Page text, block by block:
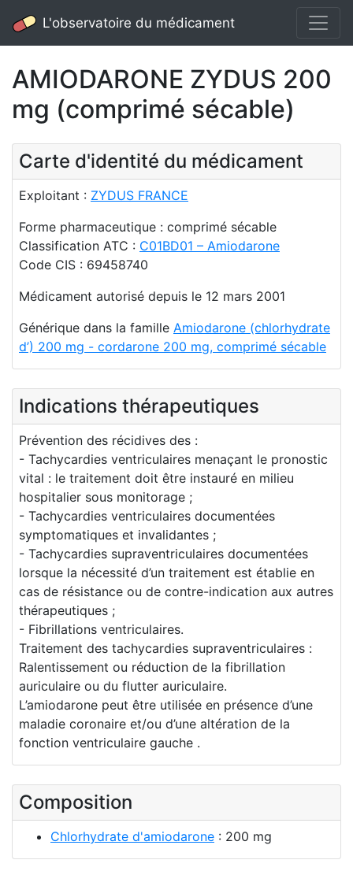
L'observatoire du médicament
AMIODARONE ZYDUS 200
mg (comprimé sécable)
Carte d'identité du médicament
Exploitant : ZYDUS FRANCE
Forme pharmaceutique : comprimé sécable
Classification ATC : C01BD01 – Amiodarone
Code CIS : 69458740
Médicament autorisé depuis le 12 mars 2001
Générique dans la famille Amiodarone (chlorhydrate
d’) 200 mg - cordarone 200 mg, comprimé sécable
Indications thérapeutiques
Prévention des récidives des :
- Tachycardies ventriculaires menaçant le pronostic
vital : le traitement doit être instauré en milieu
hospitalier sous monitorage ;
- Tachycardies ventriculaires documentées
symptomatiques et invalidantes ;
- Tachycardies supraventriculaires documentées
lorsque la nécessité d’un traitement est établie en
cas de résistance ou de contre-indication aux autres
thérapeutiques ;
- Fibrillations ventriculaires.
Traitement des tachycardies supraventriculaires :
Ralentissement ou réduction de la fibrillation
auriculaire ou du flutter auriculaire.
L’amiodarone peut être utilisée en présence d’une
maladie coronaire et/ou d’une altération de la
fonction ventriculaire gauche .
Composition
Chlorhydrate d'amiodarone : 200 mg